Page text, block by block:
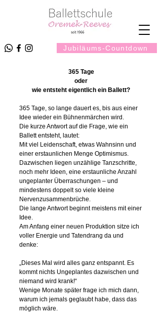
Jubiläums-Countdown
365 Tage
oder
wie entsteht eigentlich ein Ballett?
365 Tage, so lange dauert es, bis aus einer
Idee wieder ein Bühnenmärchen wird.
Die kurze Antwort auf die Frage, wie ein
Ballett entsteht, lautet:
Mit viel Leidenschaft, etwas Wahnsinn und
einer erstaunlichen Menge Optimismus.
Dazwischen liegen unzählige Tanzschritte,
noch mehr Ideen, eine erstaunliche Anzahl
ungeplanter Überraschungen – und
mindestens doppelt so viele kleine
Nervenzusammenbrüche.
Die lange Antwort beginnt meistens mit einer
Idee.
Am Anfang einer neuen Produktion sitze ich
voller Energie und Tatendrang da und
denke:
„Dieses Mal wird alles ganz entspannt. Es
kommt nichts Ungeplantes dazwischen und
niemand wird krank!“
Wenige Monate später frage ich mich dann,
warum ich jemals geglaubt habe, dass das
möglich wäre.